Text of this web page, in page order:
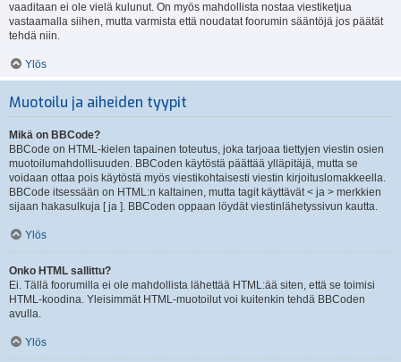
vaaditaan ei ole vielä kulunut. On myös mahdollista nostaa viestiketjua
vastaamalla siihen, mutta varmista että noudatat foorumin sääntöjä jos päätät
tehdä niin.
Ylös
Muotoilu ja aiheiden tyypit
Mikä on BBCode?
BBCode on HTML-kielen tapainen toteutus, joka tarjoaa tiettyjen viestin osien
muotoilumahdollisuuden. BBCoden käytöstä päättää ylläpitäjä, mutta se
voidaan ottaa pois käytöstä myös viestikohtaisesti viestin kirjoituslomakkeella.
BBCode itsessään on HTML:n kaltainen, mutta tagit käyttävät < ja > merkkien
sijaan hakasulkuja [ ja ]. BBCoden oppaan löydät viestinlähetyssivun kautta.
Ylös
Onko HTML sallittu?
Ei. Tällä foorumilla ei ole mahdollista lähettää HTML:ää siten, että se toimisi
HTML-koodina. Yleisimmät HTML-muotoilut voi kuitenkin tehdä BBCoden
avulla.
Ylös